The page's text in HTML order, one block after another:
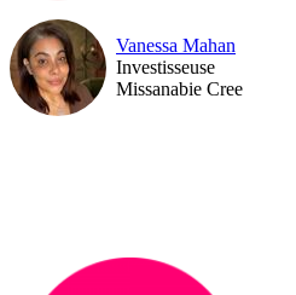
Vanessa Mahan
Investisseuse
Missanabie Cree